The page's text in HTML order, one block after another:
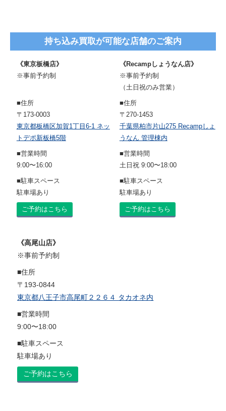
持ち込み買取が可能な店舗のご案内
《東京板橋店》
※事前予約制
■住所
〒173-0003
東京都板橋区加賀1丁目6-1 ネッ
トデポ新板橋5階
■営業時間
9:00〜16:00
■駐車スペース
駐車場あり
ご予約はこちら
《Recampしょうなん店》
※事前予約制
（土日祝のみ営業）
■住所
〒270-1453
千葉県柏市片山275 Recampしょ
うなん 管理棟内
■営業時間
土日祝 9:00〜18:00
■駐車スペース
駐車場あり
ご予約はこちら
《高尾山店》
※事前予約制
■住所
〒193-0844
東京都八王子市高尾町２２６４ タカオネ内
■営業時間
9:00〜18:00
■駐車スペース
駐車場あり
ご予約はこちら